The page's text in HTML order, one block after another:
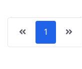
1